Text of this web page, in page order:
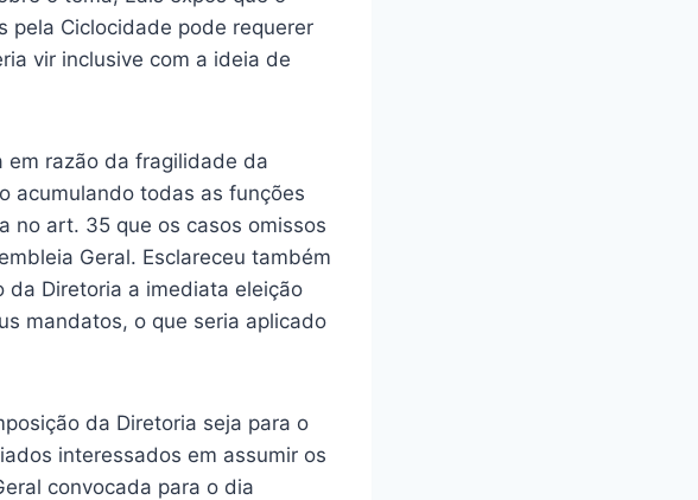
pela Ciclocidade pode requerer
vir inclusive com a ideia de
em razão da fragilidade da
acumulando todas as funções
no art. 35 que os casos omissos
Geral. Esclareceu também
Diretoria a imediata eleição
mandatos, o que seria aplicado
da Diretoria seja para o
interessados em assumir os
convocada para o dia